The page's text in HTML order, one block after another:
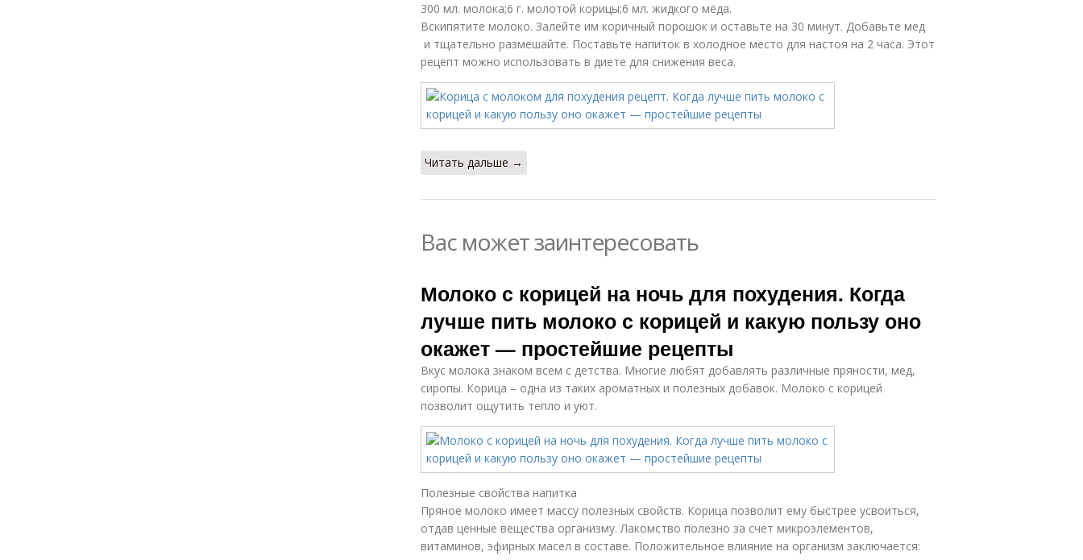
300 мл. молока;6 г. молотой корицы;6 мл. жидкого мёда.
Вскипятите молоко. Залейте им коричный порошок и оставьте на 30 минут. Добавьте мед
и тщательно размешайте. Поставьте напиток в холодное место для настоя на 2 часа. Этот
рецепт можно использовать в диете для снижения веса.
Читать дальше →
Вас может заинтересовать
Молоко с корицей на ночь для похудения. Когда
лучше пить молоко с корицей и какую пользу оно
окажет — простейшие рецепты
Вкус молока знаком всем с детства. Многие любят добавлять различные пряности, мед,
сиропы. Корица – одна из таких ароматных и полезных добавок. Молоко с корицей
позволит ощутить тепло и уют.
Полезные свойства напитка
Пряное молоко имеет массу полезных свойств. Корица позволит ему быстрее усвоиться,
отдав ценные вещества организму. Лакомство полезно за счет микроэлементов,
витаминов, эфирных масел в составе. Положительное влияние на организм заключается: